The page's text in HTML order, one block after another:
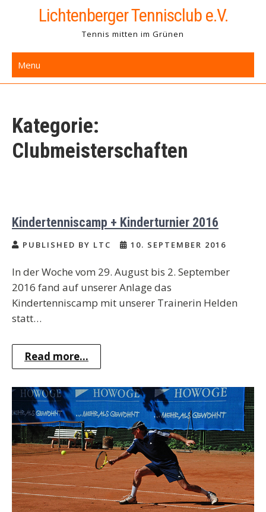
Lichtenberger Tennisclub e.V.
Tennis mitten im Grünen
Menu
Kategorie:
Clubmeisterschaften
Kindertenniscamp + Kinderturnier 2016
PUBLISHED BY LTC 10. SEPTEMBER 2016
In der Woche vom 29. August bis 2. September
2016 fand auf unserer Anlage das
Kindertenniscamp mit unserer Trainerin Helden
statt…
Read more...